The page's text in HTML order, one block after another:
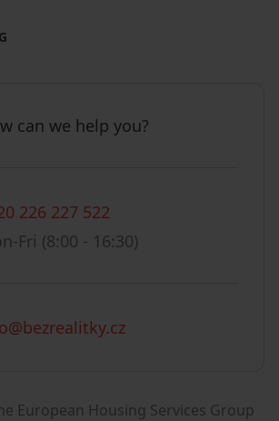
can we help you?
226 227 522
Fri (8:00 - 16:30)
European Housing Services Group